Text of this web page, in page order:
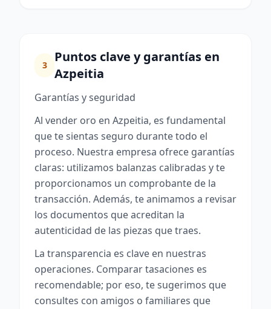
3
Puntos clave y garantías en
Azpeitia
Garantías y seguridad
Al vender oro en Azpeitia, es fundamental
que te sientas seguro durante todo el
proceso. Nuestra empresa ofrece garantías
claras: utilizamos balanzas calibradas y te
proporcionamos un comprobante de la
transacción. Además, te animamos a revisar
los documentos que acreditan la
autenticidad de las piezas que traes.
La transparencia es clave en nuestras
operaciones. Comparar tasaciones es
recomendable; por eso, te sugerimos que
consultes con amigos o familiares que